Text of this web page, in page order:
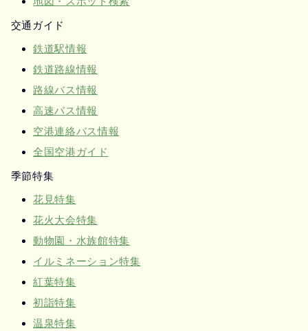
交通ガイド
鉄道駅情報
鉄道路線情報
路線バス情報
高速バス情報
空港連絡バス情報
全国空港ガイド
季節特集
花見特集
花火大会特集
動物園・水族館特集
イルミネーション特集
紅葉特集
初詣特集
温泉特集